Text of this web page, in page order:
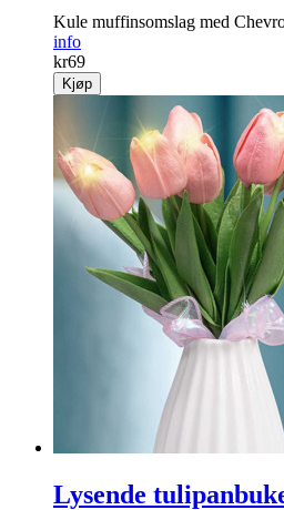
Kule muffinsomslag med
info
kr69
Kjøp
Lysende